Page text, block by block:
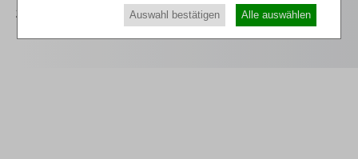
23.09.2027
Praktiker-Webinar Das Sanierungsgutachten nach IDW S 6
Auswahl bestätigen Alle auswählen